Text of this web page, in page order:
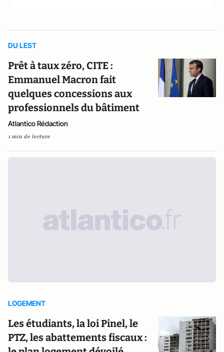
DU LEST
Prêt à taux zéro, CITE :
Emmanuel Macron fait
quelques concessions aux
professionnels du bâtiment
Atlantico Rédaction
1 min de lecture
LOGEMENT
Les étudiants, la loi Pinel, le
PTZ, les abattements fiscaux :